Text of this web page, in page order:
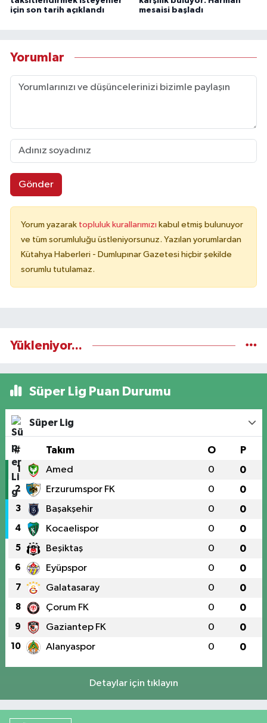
için son tarih açıklandı
mesaisi başladı
Yorumlar
Gönder
Yorum yazarak topluluk kurallarımızı kabul etmiş bulunuyor
ve tüm sorumluluğu üstleniyorsunuz. Yazılan yorumlardan
Kütahya Haberleri - Dumlupınar Gazetesi hiçbir şekilde
sorumlu tutulamaz.
Yükleniyor...
Süper Lig Puan Durumu
Süper Lig
# Takım O P
1 Amed 0 0
2 Erzurumspor FK 0 0
3 Başakşehir 0 0
4 Kocaelispor 0 0
5 Beşiktaş 0 0
6 Eyüpspor 0 0
7 Galatasaray 0 0
8 Çorum FK 0 0
9 Gaziantep FK 0 0
10 Alanyaspor 0 0
Detaylar için tıklayın